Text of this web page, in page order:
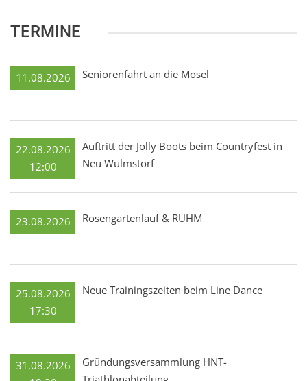
TERMINE
11.08.2026 Seniorenfahrt an die Mosel
22.08.2026
12:00
Auftritt der Jolly Boots beim Countryfest in
Neu Wulmstorf
23.08.2026 Rosengartenlauf & RUHM
25.08.2026
17:30
Neue Trainingszeiten beim Line Dance
31.08.2026
Gründungsversammlung HNT-